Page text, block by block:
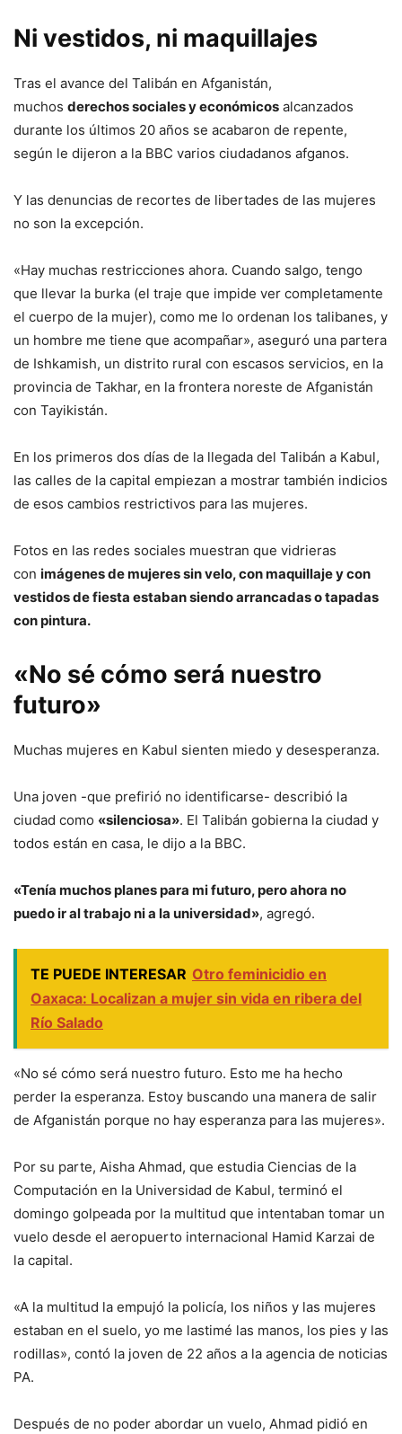
Ni vestidos, ni maquillajes
Tras el avance del Talibán en Afganistán,
muchos derechos sociales y económicos alcanzados
durante los últimos 20 años se acabaron de repente,
según le dijeron a la BBC varios ciudadanos afganos.
Y las denuncias de recortes de libertades de las mujeres
no son la excepción.
«Hay muchas restricciones ahora. Cuando salgo, tengo
que llevar la burka (el traje que impide ver completamente
el cuerpo de la mujer), como me lo ordenan los talibanes, y
un hombre me tiene que acompañar», aseguró una partera
de Ishkamish, un distrito rural con escasos servicios, en la
provincia de Takhar, en la frontera noreste de Afganistán
con Tayikistán.
En los primeros dos días de la llegada del Talibán a Kabul,
las calles de la capital empiezan a mostrar también indicios
de esos cambios restrictivos para las mujeres.
Fotos en las redes sociales muestran que vidrieras
con imágenes de mujeres sin velo, con maquillaje y con
vestidos de fiesta estaban siendo arrancadas o tapadas
con pintura.
«No sé cómo será nuestro
futuro»
Muchas mujeres en Kabul sienten miedo y desesperanza.
Una joven -que prefirió no identificarse- describió la
ciudad como «silenciosa». El Talibán gobierna la ciudad y
todos están en casa, le dijo a la BBC.
«Tenía muchos planes para mi futuro, pero ahora no
puedo ir al trabajo ni a la universidad», agregó.
TE PUEDE INTERESAR Otro feminicidio en
Oaxaca: Localizan a mujer sin vida en ribera del
Río Salado
«No sé cómo será nuestro futuro. Esto me ha hecho
perder la esperanza. Estoy buscando una manera de salir
de Afganistán porque no hay esperanza para las mujeres».
Por su parte, Aisha Ahmad, que estudia Ciencias de la
Computación en la Universidad de Kabul, terminó el
domingo golpeada por la multitud que intentaban tomar un
vuelo desde el aeropuerto internacional Hamid Karzai de
la capital.
«A la multitud la empujó la policía, los niños y las mujeres
estaban en el suelo, yo me lastimé las manos, los pies y las
rodillas», contó la joven de 22 años a la agencia de noticias
PA.
Después de no poder abordar un vuelo, Ahmad pidió en